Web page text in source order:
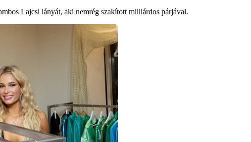
Lajcsi lányát, aki nemrég szakított milliárdos párjával.